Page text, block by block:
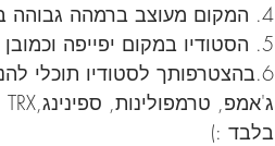
4. המקום מעוצב ברמהה גבוהה ביותר וכל מי שמגיעה מספרת כמה
5. הסטודיו במקום יפייפה וכמובן נגיש.
6.בהצטרפותך לסטודיו תוכלי להנות
בלבד :)